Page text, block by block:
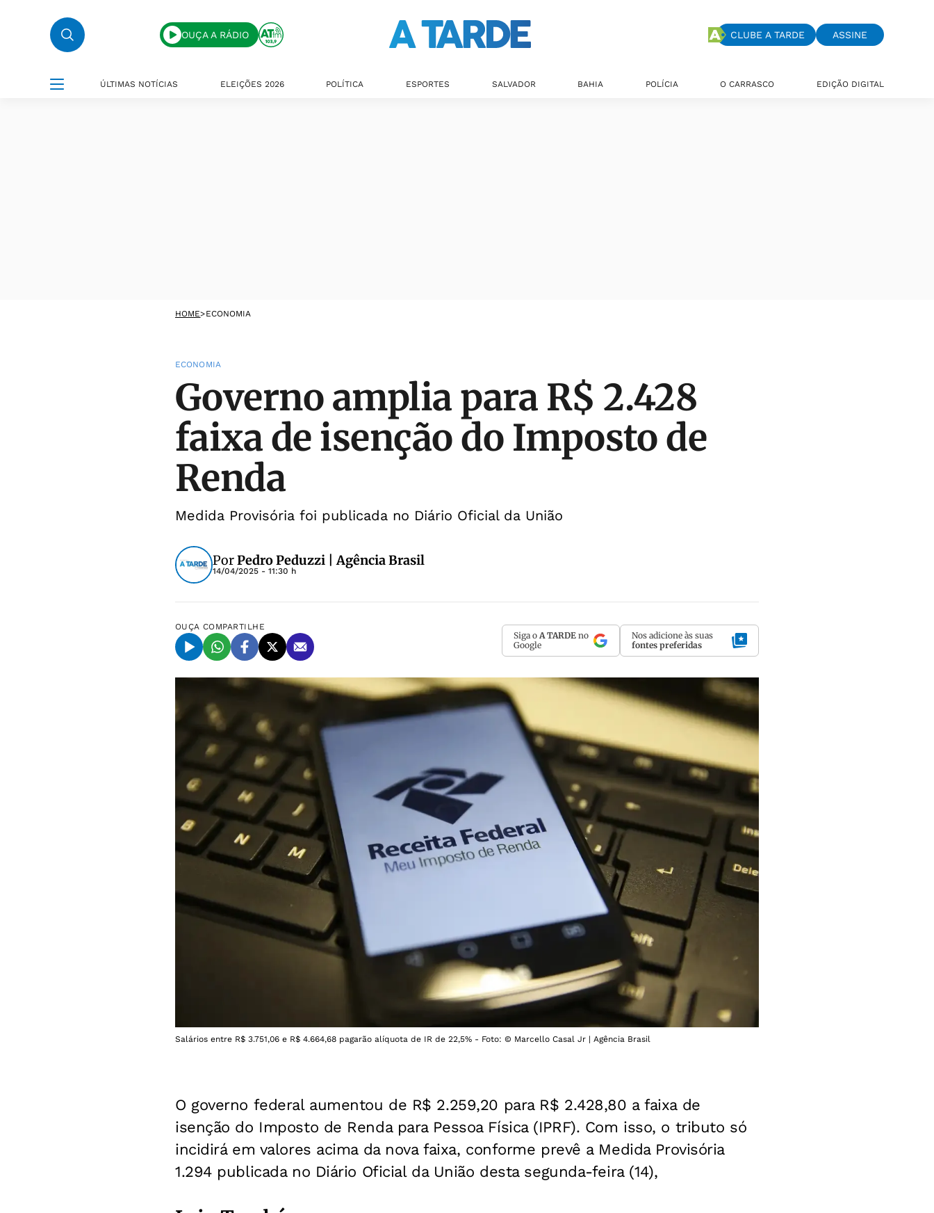
OUÇA A RÁDIO CLUBE A TARDE ASSINE
ÚLTIMAS NOTÍCIAS ELEIÇÕES 2026 POLÍTICA ESPORTES SALVADOR BAHIA POLÍCIA O CARRASCO EDIÇÃO DIGITAL
HOME>ECONOMIA
ECONOMIA
Governo amplia para R$ 2.428
faixa de isenção do Imposto de
Renda
Medida Provisória foi publicada no Diário Oficial da União
PorPedro Peduzzi | Agência Brasil
14/04/2025 - 11:30 h
OUÇA COMPARTILHE
Siga o A TARDE no
Google
Nos adicione às suas
fontes preferidas
Salários entre R$ 3.751,06 e R$ 4.664,68 pagarão alíquota de IR de 22,5% - Foto: © Marcello Casal Jr | Agência Brasil
O governo federal aumentou de R$ 2.259,20 para R$ 2.428,80 a faixa de
isenção do Imposto de Renda para Pessoa Física (IPRF). Com isso, o tributo só
incidirá em valores acima da nova faixa, conforme prevê a Medida Provisória
1.294 publicada no Diário Oficial da União desta segunda-feira (14),